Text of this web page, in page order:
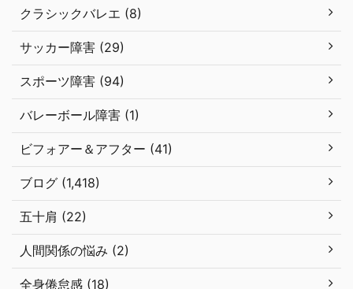
クラシックバレエ (8)
サッカー障害 (29)
スポーツ障害 (94)
バレーボール障害 (1)
ビフォアー＆アフター (41)
ブログ (1,418)
五十肩 (22)
人間関係の悩み (2)
全身倦怠感 (18)